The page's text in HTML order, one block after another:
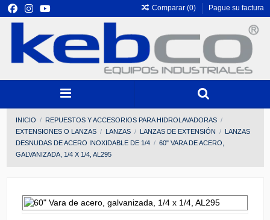
Comparar (0) Pague su factura
INICIO
REPUESTOS Y ACCESORIOS PARA HIDROLAVADORAS
EXTENSIONES O LANZAS
LANZAS LANZAS DE EXTENSIÓN
LANZAS
DESNUDAS DE ACERO INOXIDABLE DE 1/4
60" VARA DE ACERO,
GALVANIZADA, 1/4 X 1/4, AL295